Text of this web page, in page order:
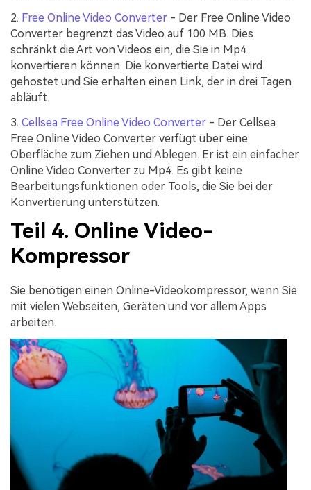
2. Free Online Video Converter - Der Free Online Video
Converter begrenzt das Video auf 100 MB. Dies
schränkt die Art von Videos ein, die Sie in Mp4
konvertieren können. Die konvertierte Datei wird
gehostet und Sie erhalten einen Link, der in drei Tagen
abläuft.
3. Cellsea Free Online Video Converter - Der Cellsea
Free Online Video Converter verfügt über eine
Oberfläche zum Ziehen und Ablegen. Er ist ein einfacher
Online Video Converter zu Mp4. Es gibt keine
Bearbeitungsfunktionen oder Tools, die Sie bei der
Konvertierung unterstützen.
Teil 4. Online Video-
Kompressor
Sie benötigen einen Online-Videokompressor, wenn Sie
mit vielen Webseiten, Geräten und vor allem Apps
arbeiten.